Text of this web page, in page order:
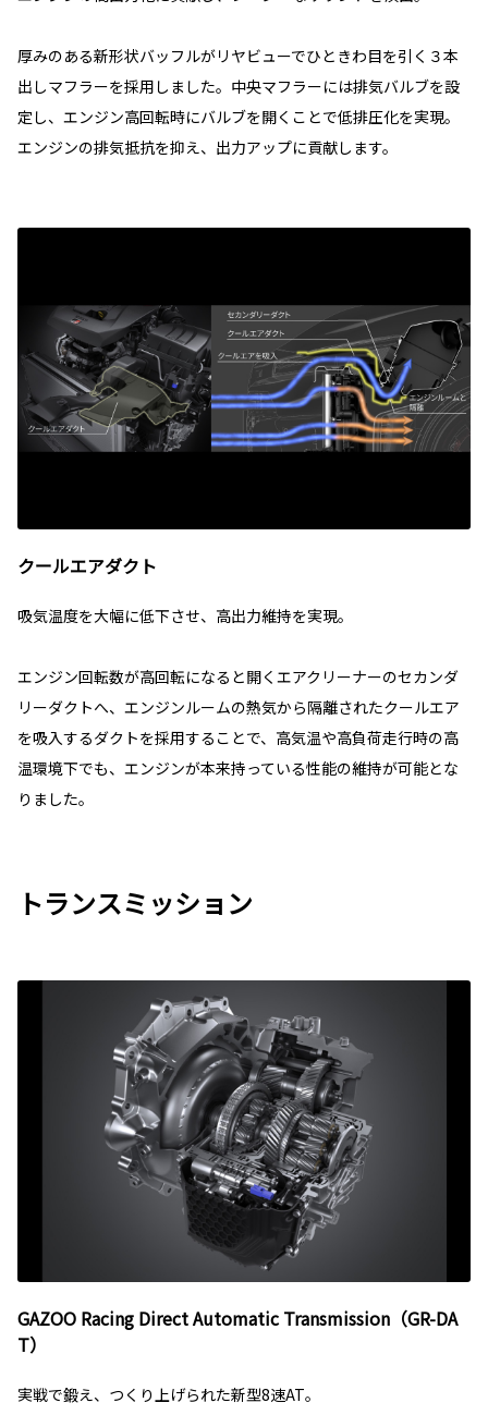
厚みのある新形状バッフルがリヤビューでひときわ目を引く３本
出しマフラーを採用しました。中央マフラーには排気バルブを設
定し、エンジン高回転時にバルブを開くことで低排圧化を実現。
エンジンの排気抵抗を抑え、出力アップに貢献します。
クールエアダクト
吸気温度を大幅に低下させ、高出力維持を実現。
エンジン回転数が高回転になると開くエアクリーナーのセカンダ
リーダクトへ、エンジンルームの熱気から隔離されたクールエア
を吸入するダクトを採用することで、高気温や高負荷走行時の高
温環境下でも、エンジンが本来持っている性能の維持が可能とな
りました。
トランスミッション
GAZOO Racing Direct Automatic Transmission（GR-DA
T）
実戦で鍛え、つくり上げられた新型8速AT。